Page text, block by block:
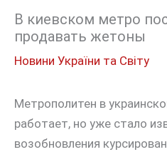
В киевском метро
продавать жетоны
Новини України та Світу
Метрополитен в
работает, но уже стало
возобновления